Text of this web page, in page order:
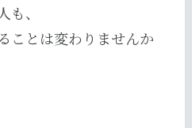
、
ことは変わりませんか